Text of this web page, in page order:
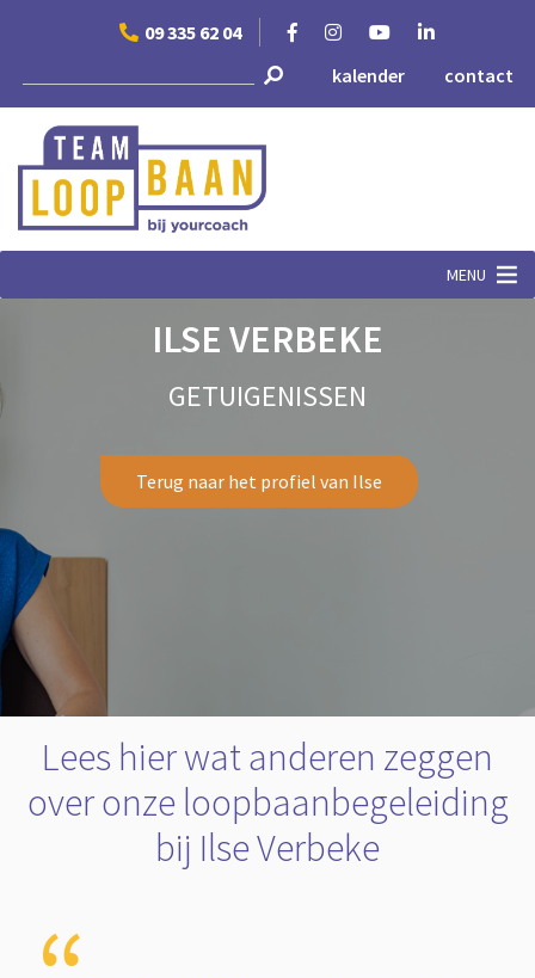
09 335 62 04
kalender
contact
MENU
ILSE VERBEKE
GETUIGENISSEN
Terug naar het profiel van Ilse
Lees hier wat anderen zeggen
over onze loopbaanbegeleiding
bij Ilse Verbeke